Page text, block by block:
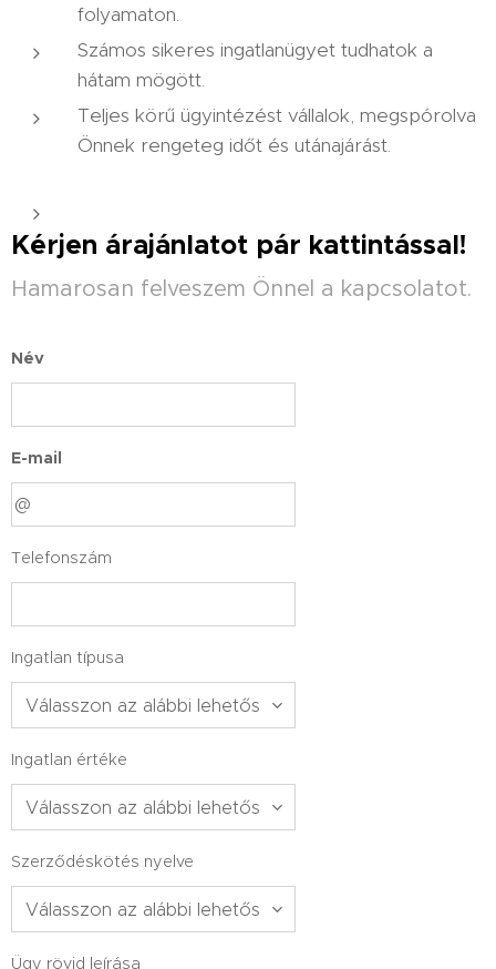
folyamaton.
Számos sikeres ingatlanügyet tudhatok a
hátam mögött.
Teljes körű ügyintézést vállalok, megspórolva
Önnek rengeteg időt és utánajárást.
Kérjen árajánlatot pár kattintással!
Hamarosan felveszem Önnel a kapcsolatot.
Név
E-mail
Telefonszám
Ingatlan típusa
Ingatlan értéke
Szerződéskötés nyelve
Ügy rövid leírása